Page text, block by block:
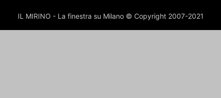
IL MIRINO - La finestra su Milano © Copyright 2007-2021